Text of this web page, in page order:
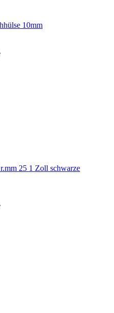
10mm
25 1 Zoll schwarze